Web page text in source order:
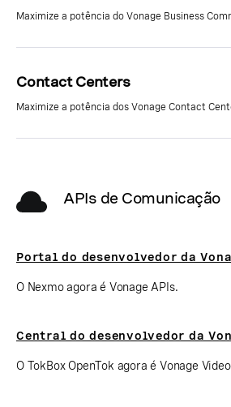
Maximize a potência do Vonage Business
Contact Centers
Maximize a potência dos Vonage Contact
APIs de Comunicação
Portal do desenvolvedor da
O Nexmo agora é Vonage APIs.
Central do desenvolvedor da
O TokBox OpenTok agora é Vonage